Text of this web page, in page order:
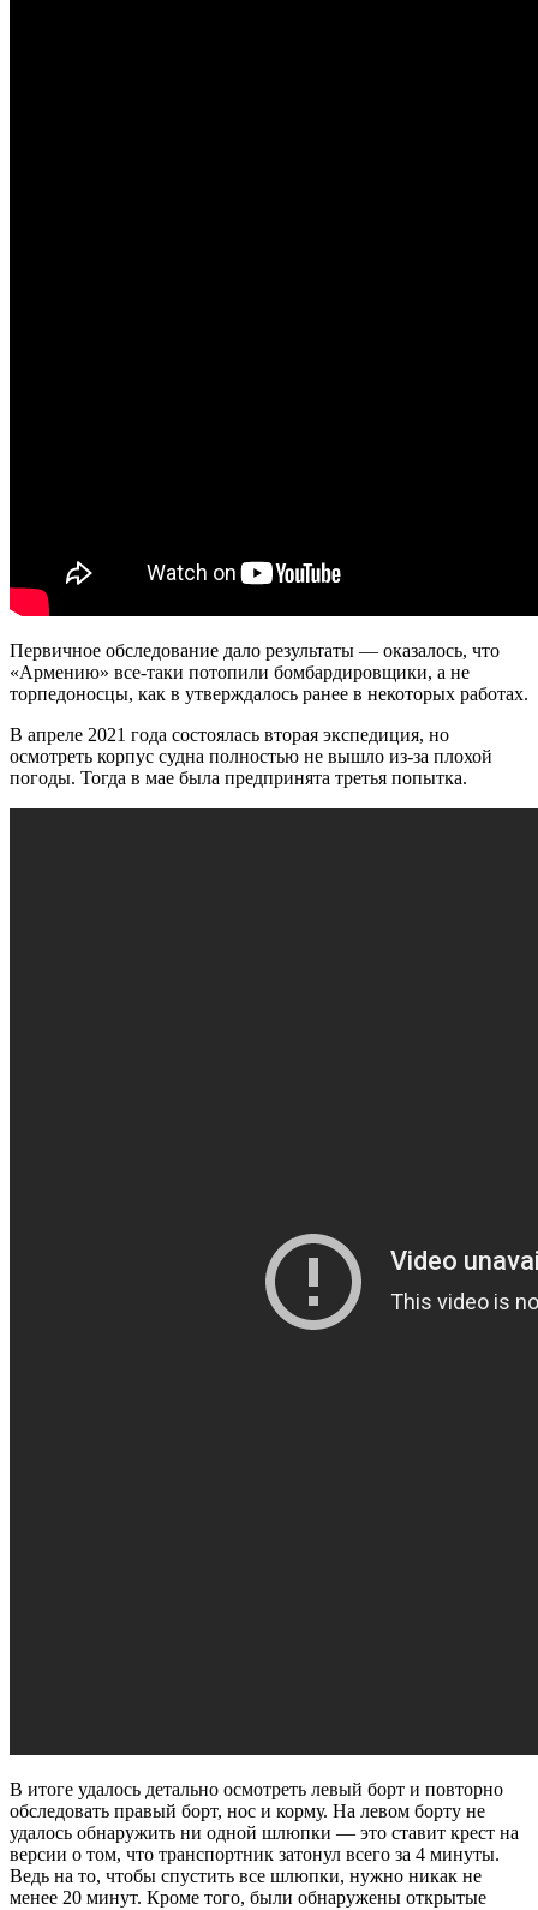
Первичное обследование дало результаты — оказалось, что
«Армению» все-таки потопили бомбардировщики, а не
торпедоносцы, как в утверждалось ранее в некоторых работах.
В апреле 2021 года состоялась вторая экспедиция, но
осмотреть корпус судна полностью не вышло из-за плохой
погоды. Тогда в мае была предпринята третья попытка.
В итоге удалось детально осмотреть левый борт и повторно
обследовать правый борт, нос и корму. На левом борту не
удалось обнаружить ни одной шлюпки — это ставит крест на
версии о том, что транспортник затонул всего за 4 минуты.
Ведь на то, чтобы спустить все шлюпки, нужно никак не
менее 20 минут. Кроме того, были обнаружены открытые